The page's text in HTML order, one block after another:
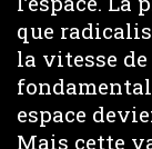
que
la vitesse
espace
Mais cette